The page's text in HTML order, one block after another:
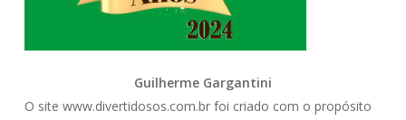
Guilherme Gargantini
O site www.divertidosos.com.br foi criado com o propósito